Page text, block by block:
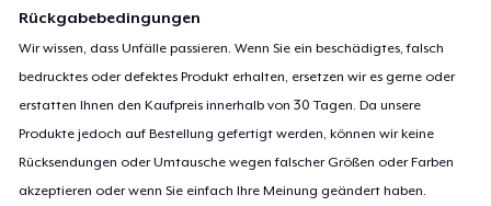
Rückgabebedingungen
Wir wissen, dass Unfälle passieren. Wenn Sie ein beschädigtes, falsch
bedrucktes oder defektes Produkt erhalten, ersetzen wir es gerne oder
erstatten Ihnen den Kaufpreis innerhalb von 30 Tagen. Da unsere
Produkte jedoch auf Bestellung gefertigt werden, können wir keine
Rücksendungen oder Umtausche wegen falscher Größen oder Farben
akzeptieren oder wenn Sie einfach Ihre Meinung geändert haben.